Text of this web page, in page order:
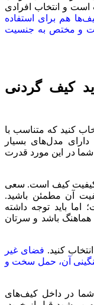
است و انتخاب افرادی
هم برای استفاده
و مختص به جنسیت
کیف گردنی
کنید که متناسب با
مدل‌های بسیار
شما در این مورد قدرت
کیفیت کیف است. سعی
آن مطمئن باشید.
اما باید توجه داشته
باشد و سرتان
کنید. فضای غیر
آن، حمل سخت و
شما در داخل کیف‌های